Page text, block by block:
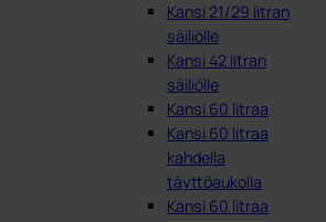
Kansi 21/29 litran
säiliölle
Kansi 42 litran
säiliölle
Kansi 60 litraa
Kansi 60 litraa
kahdella
täyttöaukolla
Kansi 60 litraa